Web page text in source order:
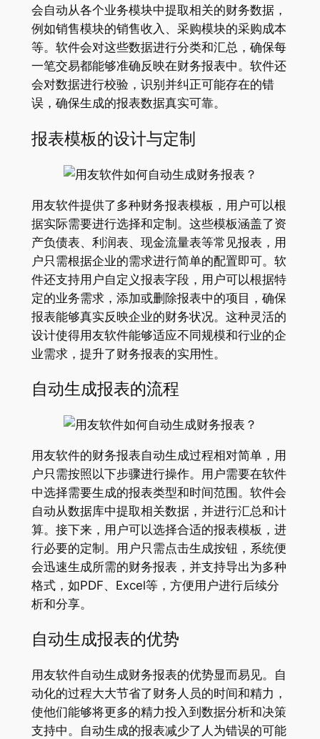
会自动从各个业务模块中提取相关的财务数据，
例如销售模块的销售收入、采购模块的采购成本
等。软件会对这些数据进行分类和汇总，确保每
一笔交易都能够准确反映在财务报表中。软件还
会对数据进行校验，识别并纠正可能存在的错
误，确保生成的报表数据真实可靠。
报表模板的设计与定制
用友软件提供了多种财务报表模板，用户可以根
据实际需要进行选择和定制。这些模板涵盖了资
产负债表、利润表、现金流量表等常见报表，用
户只需根据企业的需求进行简单的配置即可。软
件还支持用户自定义报表字段，用户可以根据特
定的业务需求，添加或删除报表中的项目，确保
报表能够真实反映企业的财务状况。这种灵活的
设计使得用友软件能够适应不同规模和行业的企
业需求，提升了财务报表的实用性。
自动生成报表的流程
用友软件的财务报表自动生成过程相对简单，用
户只需按照以下步骤进行操作。用户需要在软件
中选择需要生成的报表类型和时间范围。软件会
自动从数据库中提取相关数据，并进行汇总和计
算。接下来，用户可以选择合适的报表模板，进
行必要的定制。用户只需点击生成按钮，系统便
会迅速生成所需的财务报表，并支持导出为多种
格式，如PDF、Excel等，方便用户进行后续分
析和分享。
自动生成报表的优势
用友软件自动生成财务报表的优势显而易见。自
动化的过程大大节省了财务人员的时间和精力，
使他们能够将更多的精力投入到数据分析和决策
支持中。自动生成的报表减少了人为错误的可能